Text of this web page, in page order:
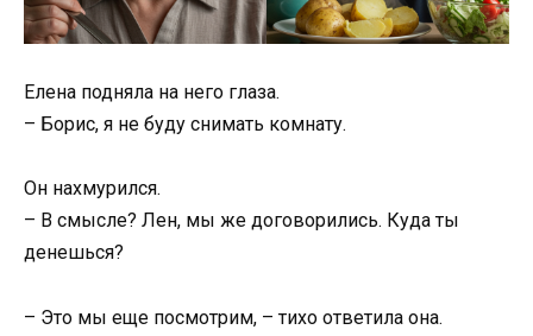
Елена подняла на него глаза.
– Борис, я не буду снимать комнату.
Он нахмурился.
– В смысле? Лен, мы же договорились. Куда ты
денешься?
– Это мы еще посмотрим, – тихо ответила она.